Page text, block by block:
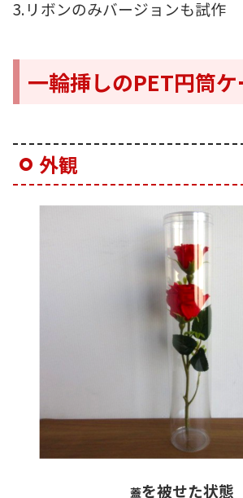
3.リボンのみバージョンも試作
一輪挿しのPET円筒ケ
外観
蓋を被せた状態